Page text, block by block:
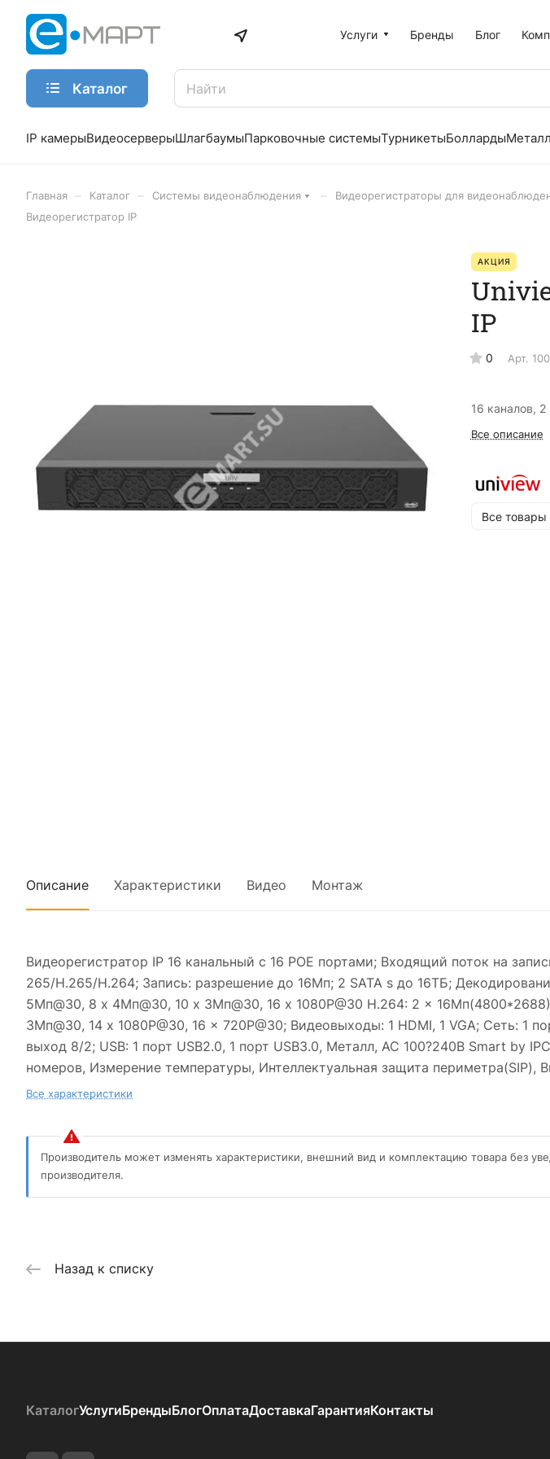
Услуги Бренды Блог
Каталог
IP камерыВидеосерверыШлагбаумыПарковочные системыТурникетыБолларды
Главная Каталог Системы видеонаблюдения Видеорегистраторы для
Видеорегистратор IP
АКЦИЯ
IP
0 Арт.
16 каналов,
Все описание
Все товары
Описание Характеристики Видео Монтаж
Видеорегистратор IP 16 канальный с 16 POE портами; Входящий поток на
265/H.265/H.264; Запись: разрешение до 16Мп; 2 SATA s до 16ТБ;
5Мп@30, 8 x 4Мп@30, 10 x 3Мп@30, 16 x 1080P@30 H.264: 2 x
3Мп@30, 14 x 1080P@30, 16 x 720P@30; Видеовыходы: 1 HDMI, 1 VGA; Сеть: 1
выход 8/2; USB: 1 порт USB2.0, 1 порт USB3.0, Металл, AC 100?240В Smart by
номеров, Измерение температуры, Интеллектуальная защита периметра(SIP),
Все характеристики
Производитель может изменять характеристики, внешний вид и комплектацию товара без
производителя.
Назад к списку
КаталогУслугиБрендыБлогОплатаДоставкаГарантияКонтакты